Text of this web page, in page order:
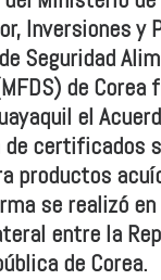
Inversiones y
Seguridad
de Corea
el
de certificados
productos
se realizó
entre la
de Corea.